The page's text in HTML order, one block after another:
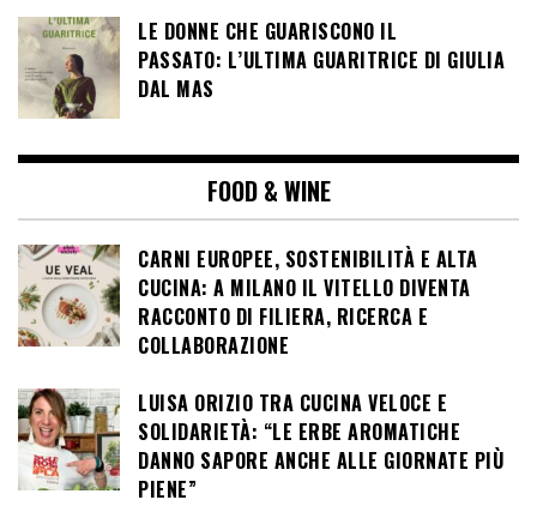
LE DONNE CHE GUARISCONO IL
PASSATO: L’ULTIMA GUARITRICE DI GIULIA
DAL MAS
FOOD & WINE
CARNI EUROPEE, SOSTENIBILITÀ E ALTA
CUCINA: A MILANO IL VITELLO DIVENTA
RACCONTO DI FILIERA, RICERCA E
COLLABORAZIONE
LUISA ORIZIO TRA CUCINA VELOCE E
SOLIDARIETÀ: “LE ERBE AROMATICHE
DANNO SAPORE ANCHE ALLE GIORNATE PIÙ
PIENE”